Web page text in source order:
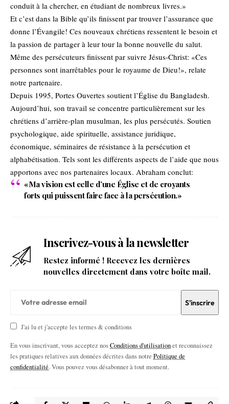
conduit à la chercher, en étudiant de nombreux livres.»
Et c’est dans la Bible qu’ils finissent par trouver l’assurance que
donne l’Évangile! Ces nouveaux chrétiens ressentent le besoin et
la passion de partager à leur tour la bonne nouvelle du salut.
Même des persécuteurs finissent par suivre Jésus-Christ: «Ces
personnes sont inarrêtables pour le royaume de Dieu!», relate
notre partenaire.
Depuis 1995, Portes Ouvertes soutient l’Église du Bangladesh.
Aujourd’hui, son travail se concentre particulièrement sur les
chrétiens d’arrière-plan musulman, les plus persécutés. Soutien
psychologique, aide spirituelle, assistance juridique,
économique, séminaires de résistance à la persécution et
alphabétisation. Tels sont les différents aspects de l’aide que nous
apportons avec nos partenaires locaux. Abraham conclut:
«Ma vision est celle d’une Église et de croyants
forts qui puissent faire face à la persécution.»
Inscrivez-vous à la newsletter
Restez informé ! Recevez les dernières
nouvelles directement dans votre boîte mail.
J'ai lu et j'accepte les termes & conditions
En vous inscrivant, vous acceptez nosConditions d'utilisationet reconnaissez
les pratiques relatives aux données décrites dans notre Politique de
confidentialité. Vous pouvez vous désabonner à tout moment.